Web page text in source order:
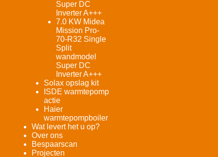
Super DC
Inverter A+++
7.0 KW Midea
Mission Pro-
70-R32 Single
Split
wandmodel
Super DC
Inverter A+++
Solax opslag kit
ISDE warmtepomp
actie
Haier
warmtepompboiler
Wat levert het u op?
Over ons
Bespaarscan
Projecten